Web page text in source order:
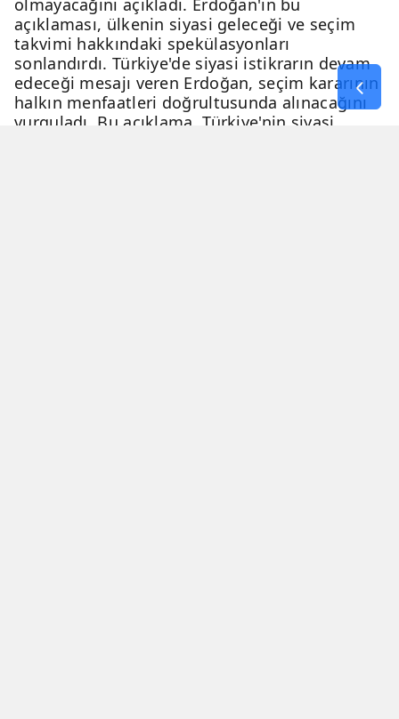
olmayacağını açıkladı. Erdoğan'ın bu
açıklaması, ülkenin siyasi geleceği ve seçim
takvimi hakkındaki spekülasyonları
sonlandırdı. Türkiye'de siyasi istikrarın devam
edeceği mesajı veren Erdoğan, seçim kararının
halkın menfaatleri doğrultusunda alınacağını
vurguladı. Bu açıklama, Türkiye'nin siyasi